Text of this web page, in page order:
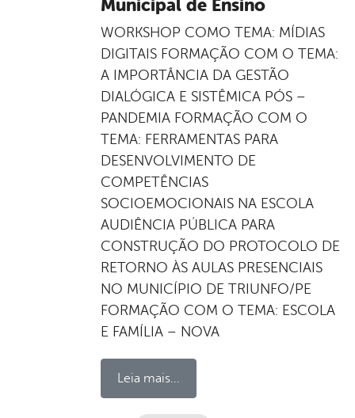
Municipal de Ensino
WORKSHOP COMO TEMA: MÍDIAS
DIGITAIS FORMAÇÃO COM O TEMA:
A IMPORTÂNCIA DA GESTÃO
DIALÓGICA E SISTÊMICA PÓS –
PANDEMIA FORMAÇÃO COM O
TEMA: FERRAMENTAS PARA
DESENVOLVIMENTO DE
COMPETÊNCIAS
SOCIOEMOCIONAIS NA ESCOLA
AUDIÊNCIA PÚBLICA PARA
CONSTRUÇÃO DO PROTOCOLO DE
RETORNO ÀS AULAS PRESENCIAIS
NO MUNICÍPIO DE TRIUNFO/PE
FORMAÇÃO COM O TEMA: ESCOLA
E FAMÍLIA – NOVA
Leia mais...